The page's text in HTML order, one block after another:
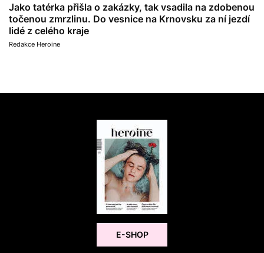
Jako tatérka přišla o zakázky, tak vsadila na zdobenou
točenou zmrzlinu. Do vesnice na Krnovsku za ní jezdí
lidé z celého kraje
Redakce Heroine
E-SHOP